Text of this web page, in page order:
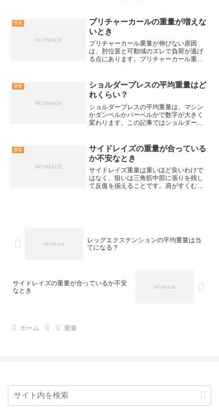
重いのに伸びない原因を潰す体重より重
い重量が動いても、狙いの...
重量
プリチャーカールの重量が増えな
いとき
プリチャーカール重量が伸びない原因
は、肘位置と可動域のズレで負荷が逃げ
る点にあります。プリチャーカール重量
ます。プリチャーカール重量が増えない
原因プリチャーカール重量が...
重量
ショルダープレスの平均重量はど
れくらい？
ショルダープレスの平均重量は、マシン
かダンベルかバーベルかで数字が大きく
変わります。この記事ではショルダープ
説します。ショルダープレスの平均で迷
う原因を先に解消するショ...
重量
サイドレイズの重量が合っている
か不安なとき
サイドレイズ重量は重いほど良いわけで
はなく、狙いは三角筋中部に張りを残し
て反復を揃えることです。肩がすくむ、
レッグエクステンションの平均重量は当
てになる？
サイドレイズの重量が合っているか不安
なとき
ホーム 重量